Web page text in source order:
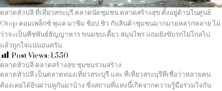
ตลาดหัวปลี ที่เที่ยวสระบุรี ตลาดนัดชุมชน ตลาดสร้างสุข ตั้งอยู่ด้านในศูนย์
Otop คอมเพล็กซ์ พุแค มาชิม ช้อป ชิว กับสินค้าชุมชนมากมายหลากหลาย ไม่
ว่าจะเป็นพืชพันธ์ธัญญาหาร ขนมขบเคี้ยว สมุนไพร แถมยังขับรถไม่ไกลไป
แล้วถูกใจแน่นอนครับ
Post Views: 1,550
ตลาดหัวปลี ตลาดสร้างสุข ชุมชนร่วมสร้าง
ตลาดหัวปลี เป็นตลาดท่องเที่ยวสระบุรี และ ที่เที่ยวสระบุรีที่เชื่อว่าหลายคน
ต้องเคยได้ยินผ่านหูกันมาบ้าง ซึ่งสถานที่แห่งนี้เกิดจากความรู้มือร่วมใจกัน